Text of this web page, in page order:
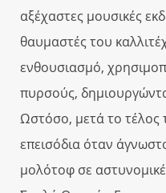
αξέχαστες μουσικές
θαυμαστές του
ενθουσιασμό,
πυρσούς,
Ωστόσο, μετά το τέλος
επεισόδια όταν
μολότοφ σε